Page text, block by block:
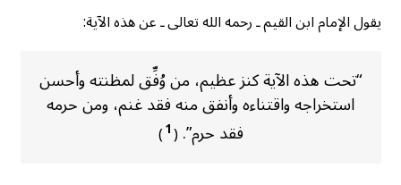
يقول الإمام ابن القيم ـ رحمه الله تعالى ـ عن هذه الآية:
“تحت هذه الآية كنز عظيم، من وُفِّق لمظنته وأحسن
استخراجه واقتناءه وأنفق منه فقد غنم، ومن حرمه
فقد حرم”.(
1
)